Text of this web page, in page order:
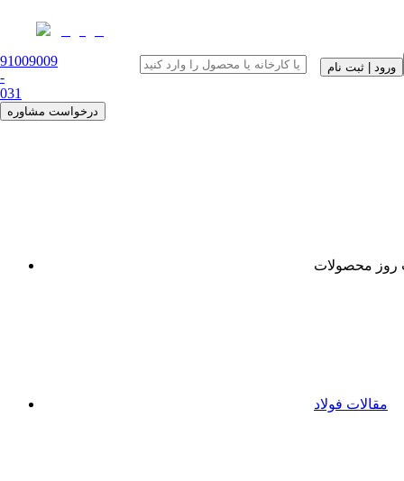
91009009
-
031
درخواست مشاوره
ورود | ثبت نام
روز محصولات
مقالات فولاد